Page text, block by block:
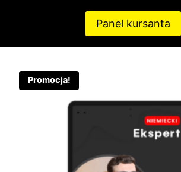
Panel kursanta
Promocja!